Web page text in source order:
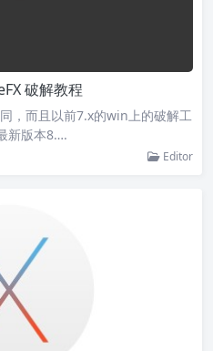
破解教程
，而且以前7.x的win上的破解工
新版本8….
Editor